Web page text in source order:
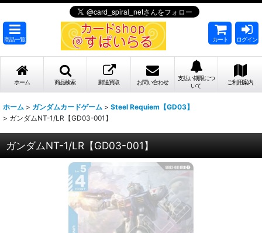
商品一覧 カート ログイン
ホーム 商品検索 郵送買取 お問い合わせ
支払い期限につ
いて
ご利用案内
ホーム > ガンダムカードゲーム > Steel Requiem【GD03】
> ガンダムNT-1/LR【GD03-001】
ガンダムNT-1/LR【GD03-001】